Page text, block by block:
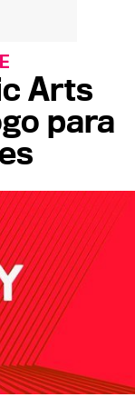
Arts
para